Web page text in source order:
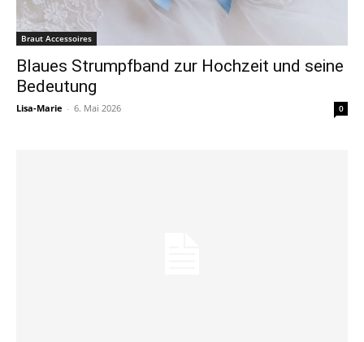
Braut Accessoires
Blaues Strumpfband zur Hochzeit und seine
Bedeutung
Lisa-Marie - 6. Mai 2026 0